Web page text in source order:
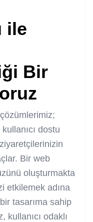
ile
Bir
çözümlerimiz;
dostu
Bir web
oluşturmakta
etkilemek adına
tasarıma sahip
kullanıcı odaklı